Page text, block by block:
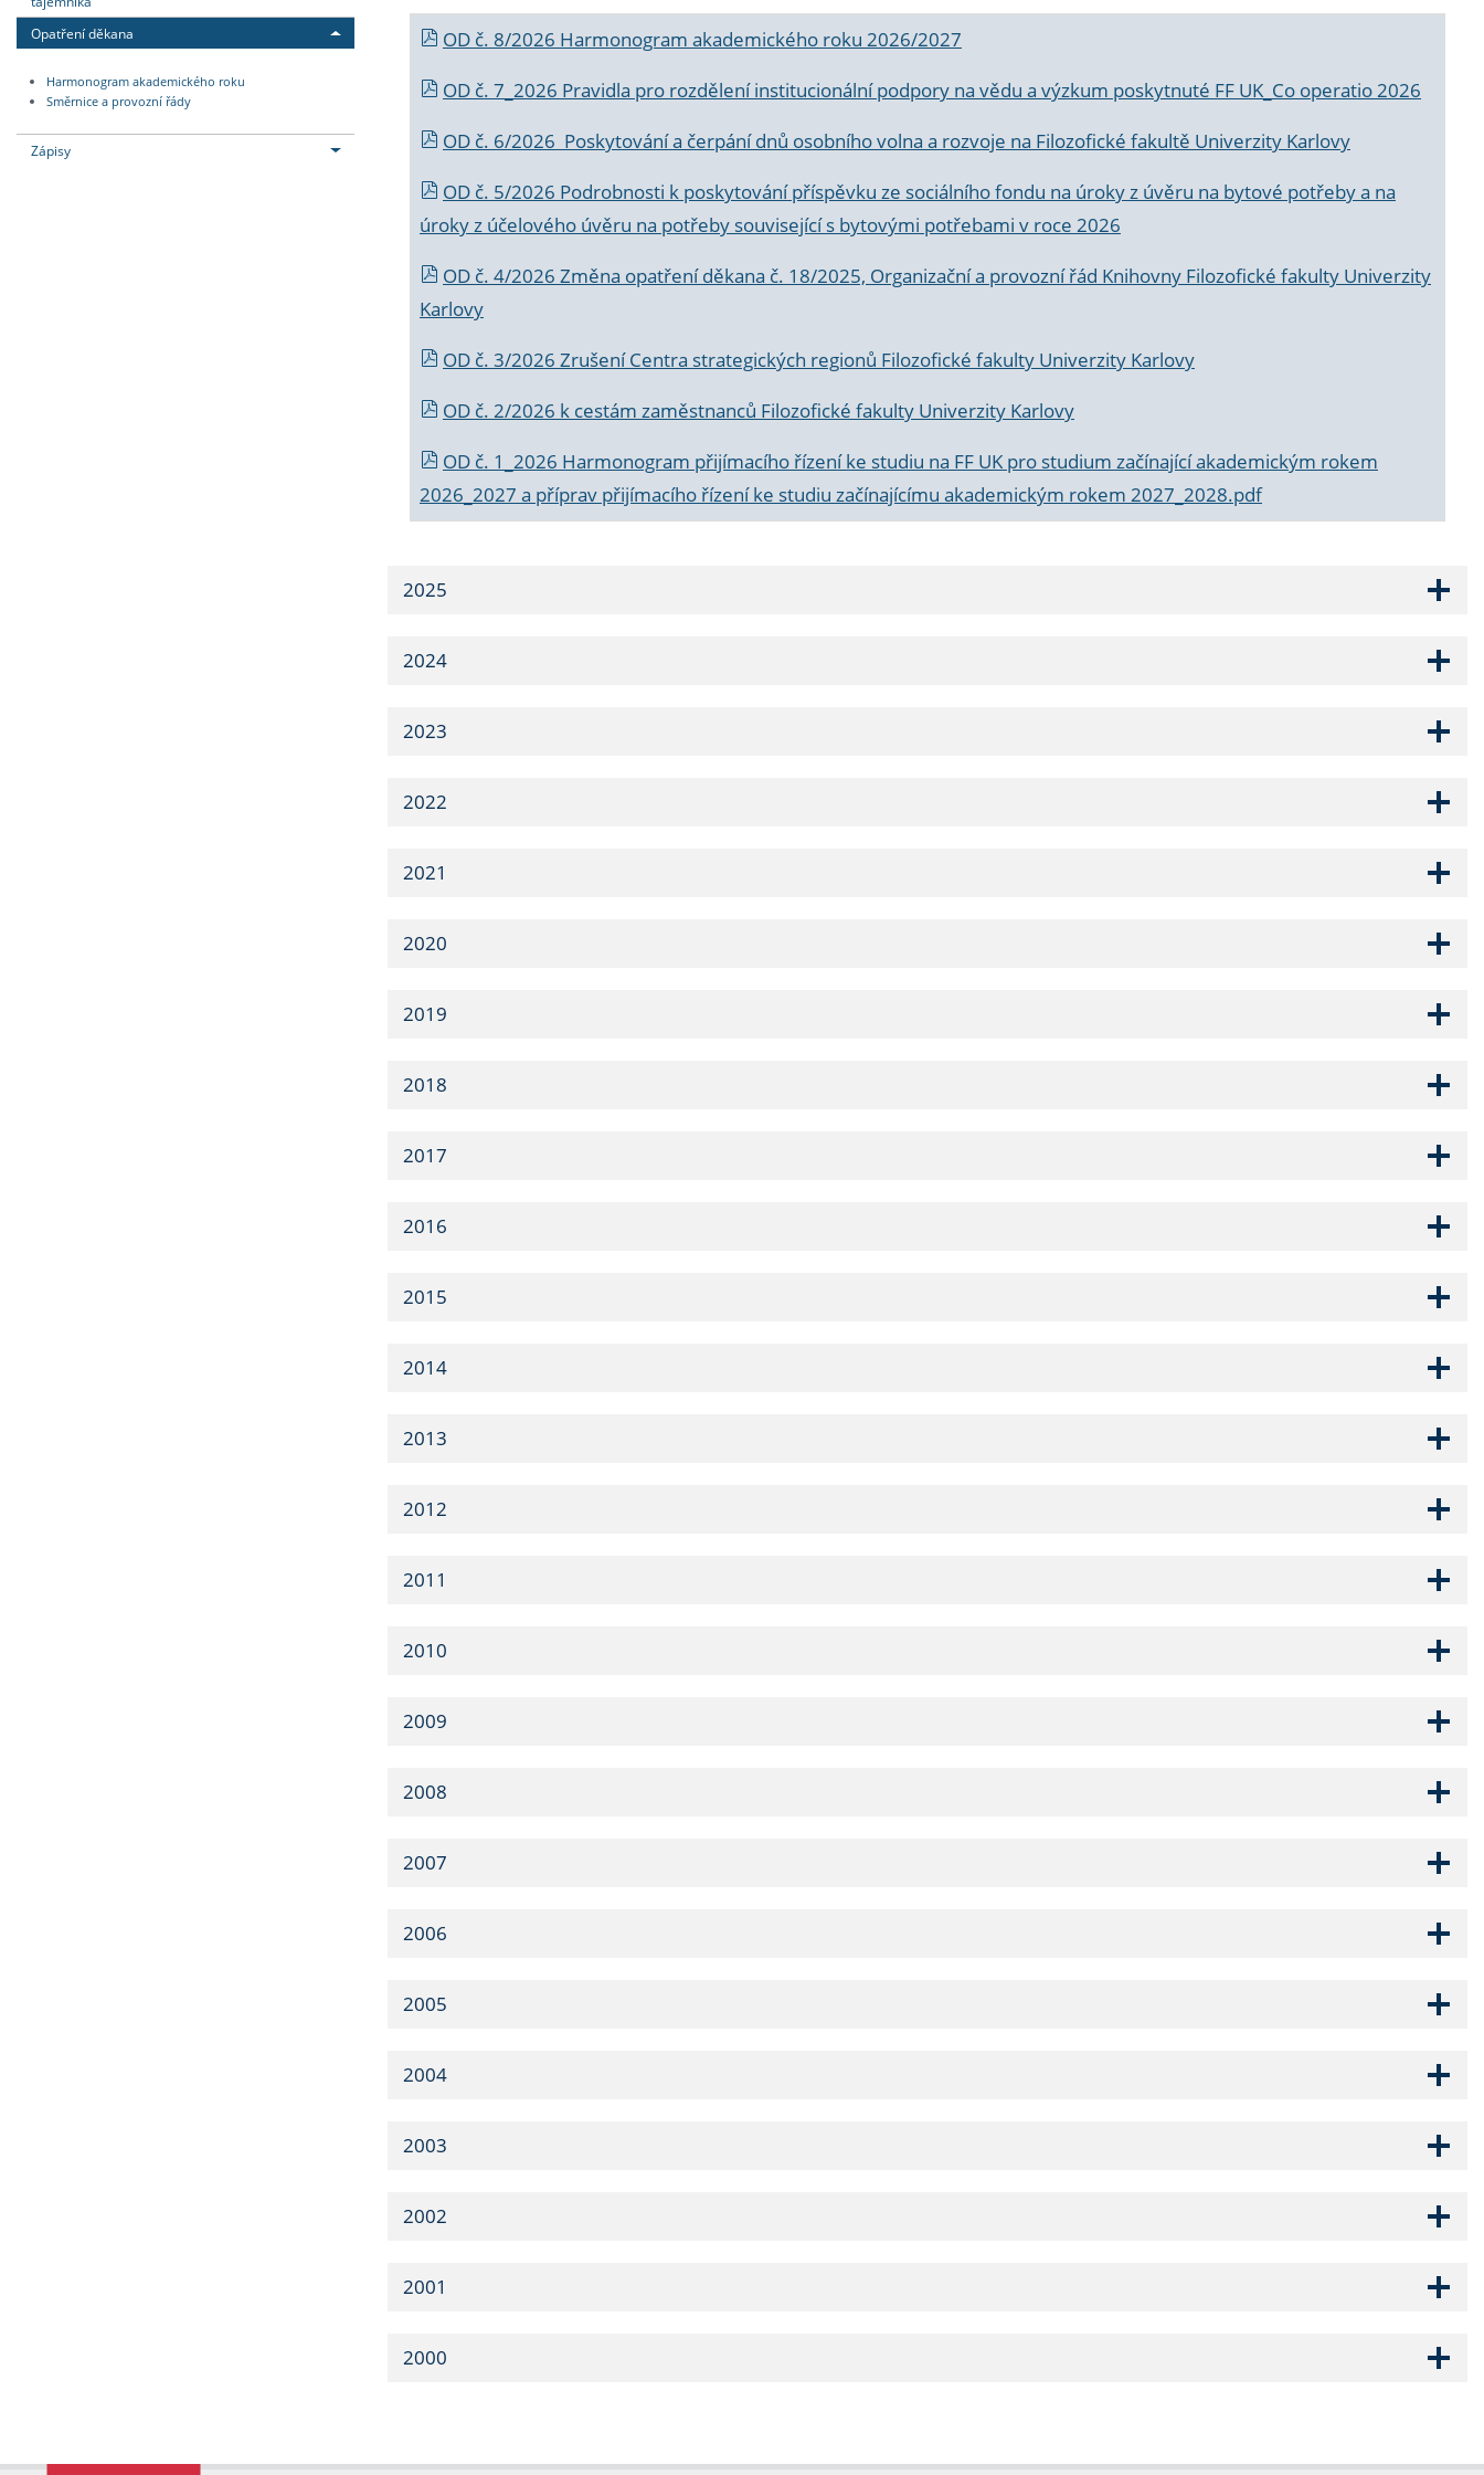
Opatření děkana
Harmonogram akademického roku
Směrnice a provozní řády
Zápisy
OD č. 8/2026 Harmonogram akademického roku 2026/2027
OD č. 7_2026 Pravidla pro rozdělení institucionální podpory na vědu a výzkum poskytnuté FF UK_Co operatio 2026
OD č. 6/2026 Poskytování a čerpání dnů osobního volna a rozvoje na Filozofické fakultě Univerzity Karlovy
OD č. 5/2026 Podrobnosti k poskytování příspěvku ze sociálního fondu na úroky z úvěru na bytové potřeby a na
úroky z účelového úvěru na potřeby související s bytovými potřebami v roce 2026
OD č. 4/2026 Změna opatření děkana č. 18/2025, Organizační a provozní řád Knihovny Filozofické fakulty Univerzity
Karlovy
OD č. 3/2026 Zrušení Centra strategických regionů Filozofické fakulty Univerzity Karlovy
OD č. 2/2026 k cestám zaměstnanců Filozofické fakulty Univerzity Karlovy
OD č. 1_2026 Harmonogram přijímacího řízení ke studiu na FF UK pro studium začínající akademickým rokem
2026_2027 a příprav přijímacího řízení ke studiu začínajícímu akademickým rokem 2027_2028.pdf
2025
2024
2023
2022
2021
2020
2019
2018
2017
2016
2015
2014
2013
2012
2011
2010
2009
2008
2007
2006
2005
2004
2003
2002
2001
2000